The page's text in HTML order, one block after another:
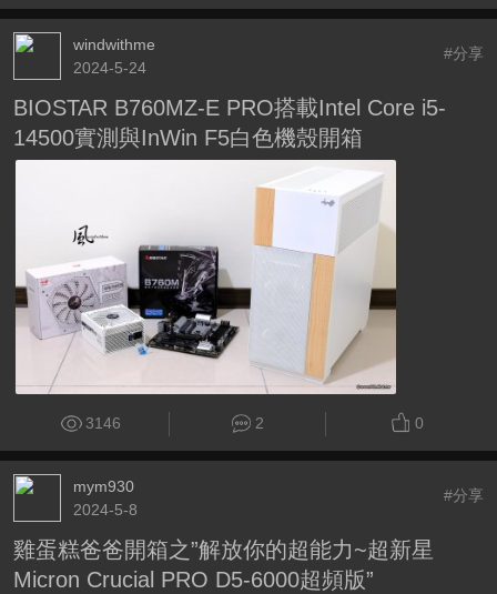
windwithme
2024-5-24
#分享
BIOSTAR B760MZ-E PRO搭載Intel Core i5-
14500實測與InWin F5白色機殼開箱
3146 2 0
mym930
2024-5-8
#分享
雞蛋糕爸爸開箱之”解放你的超能力~超新星
Micron Crucial PRO D5-6000超頻版”